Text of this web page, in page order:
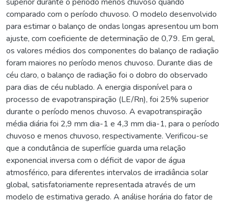
comparado com o período chuvoso. O modelo desenvolvido
para estimar o balanço de ondas longas apresentou um bom
ajuste, com coeficiente de determinação de 0,79. Em geral,
os valores médios dos componentes do balanço de radiação
foram maiores no período menos chuvoso. Durante dias de
céu claro, o balanço de radiação foi o dobro do observado
para dias de céu nublado. A energia disponível para o
processo de evapotranspiração (LE/Rn), foi 25% superior
durante o período menos chuvoso. A evapotranspiração
média diária foi 2,9 mm dia-1 e 4,3 mm dia-1, para o período
chuvoso e menos chuvoso, respectivamente. Verificou-se
que a condutância de superfície guarda uma relação
exponencial inversa com o déficit de vapor de água
atmosférico, para diferentes intervalos de irradiância solar
global, satisfatoriamente representada através de um
modelo de estimativa gerado. A análise horária do fator de